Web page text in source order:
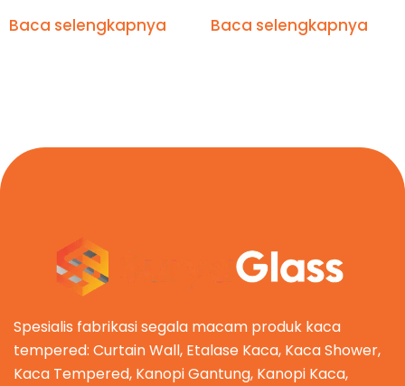
Baca selengkapnya
Baca selengkapnya
Spesialis fabrikasi segala macam produk kaca
tempered: Curtain Wall, Etalase Kaca, Kaca Shower,
Kaca Tempered, Kanopi Gantung, Kanopi Kaca,